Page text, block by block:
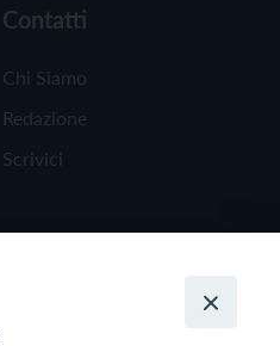
Contatti
Chi Siamo
Redazione
Scrivici